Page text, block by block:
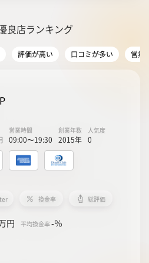
良店ランキング
評価が高い 口コミが多い 営業
営業時間
09:00〜19:30
創業年数
2015年
人気度
0
換金率 総評価
円 平均換金率-％